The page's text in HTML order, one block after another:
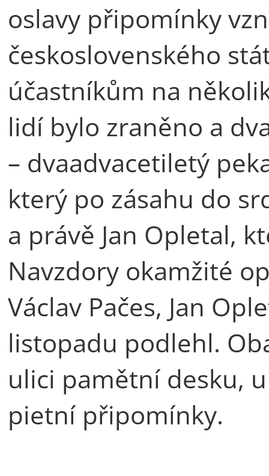
oslavy připomínky
československého
účastníkům na
lidí bylo zraněno a
– dvaadvacetiletý
který po zásahu do
a právě Jan Opletal,
Navzdory okamžité
Václav Pačes, Jan
listopadu podlehl.
ulici pamětní desku,
pietní připomínky.